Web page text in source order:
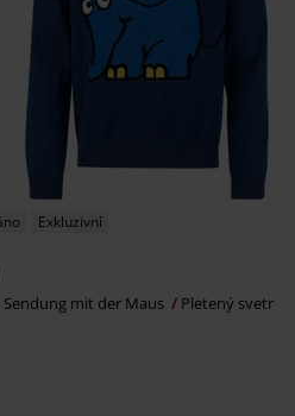
Exkluzivní
Sendung mit der Maus Pletený svetr